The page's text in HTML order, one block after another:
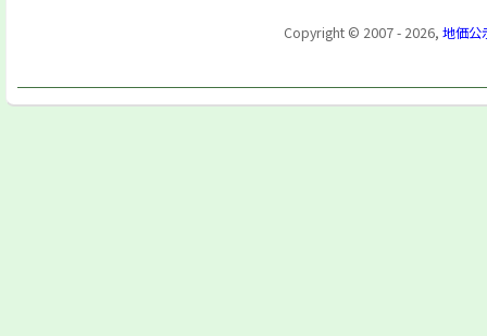
Copyright © 2007 - 2026, 地価公